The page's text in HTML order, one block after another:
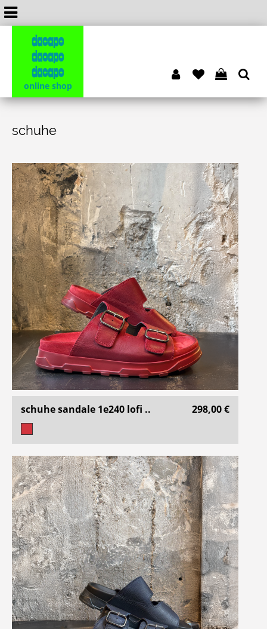
dacapo
dacapo
dacapo
online shop
schuhe
schuhe sandale 1e240 lofi .. 298,00 €